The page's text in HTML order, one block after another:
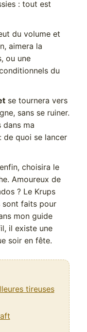
: tout est
du volume et
aimera la
ou une
du
se tournera vers
sans se ruiner.
dans ma
: de quoi se lancer
choisira le
Amoureux de
? Le Krups
sont faits pour
mon guide
il existe une
soir en fête.
tireuses